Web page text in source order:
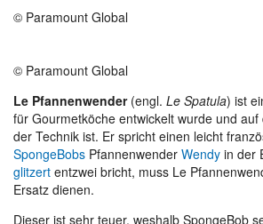
© Paramount Global
© Paramount Global
Le Pfannenwender(engl. Le Spatula) ist
für Gourmetköche entwickelt wurde und
der Technik ist. Er spricht einen leicht
SpongeBobs Pfannenwender Wendy in der
glitzert entzwei bricht, muss Le
Ersatz dienen.
Dieser ist sehr teuer, weshalb SpongeBob